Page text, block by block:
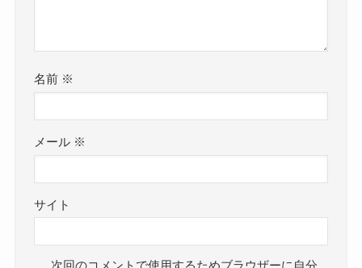
名前 ※
メール ※
サイト
次回のコメントで使用するためブラウザーに自分